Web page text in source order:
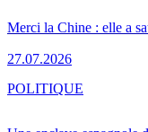
Merci la Chine : elle a
27.07.2026
POLITIQUE